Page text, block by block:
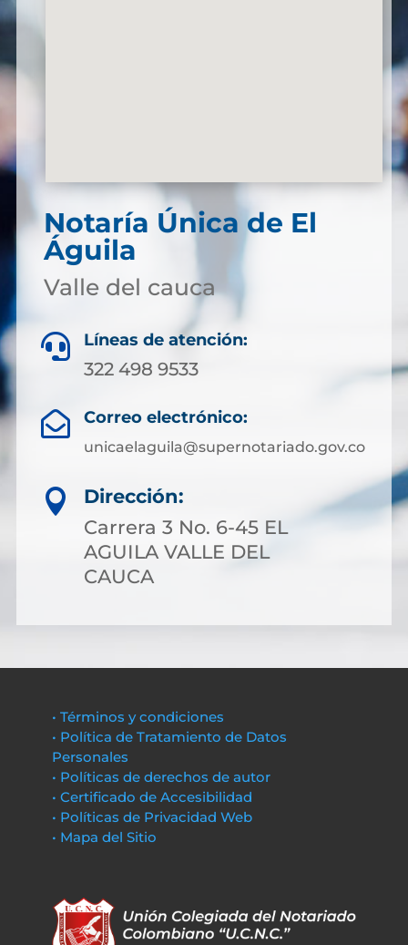
Notaría Única de El
Águila
Valle del cauca
 Líneas de atención:
322 498 9533
 Correo electrónico:
unicaelaguila@supernotariado.gov.co

Dirección:
Carrera 3 No. 6-45 EL
AGUILA VALLE DEL
CAUCA
• Términos y condiciones
• Política de Tratamiento de Datos
Personales
• Políticas de derechos de autor
• Certificado de Accesibilidad
• Políticas de Privacidad Web
• Mapa del Sitio